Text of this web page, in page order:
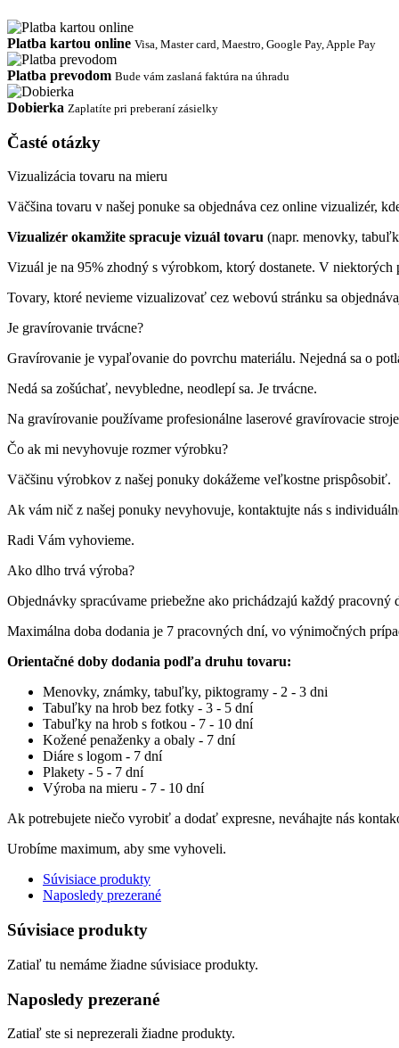
Platba kartou online Visa, Master card, Maestro, Google Pay, Apple Pay
Platba prevodom Bude vám zaslaná faktúra na úhradu
Dobierka Zaplatíte pri preberaní zásielky
Časté otázky
Vizualizácia tovaru na mieru
Väčšina tovaru v našej ponuke sa objednáva cez online vizualizér,
Vizualizér okamžite spracuje vizuál tovaru (napr. menovky,
Vizuál je na 95% zhodný s výrobkom, ktorý dostanete. V
Tovary, ktoré nevieme vizualizovať cez webovú stránku sa
Je gravírovanie trvácne?
Gravírovanie je vypaľovanie do povrchu materiálu. Nejedná sa o
Nedá sa zošúchať, nevybledne, neodlepí sa. Je trvácne.
Na gravírovanie používame profesionálne laserové gravírovacie
Čo ak mi nevyhovuje rozmer výrobku?
Väčšinu výrobkov z našej ponuky dokážeme veľkostne prispôsobiť.
Ak vám nič z našej ponuky nevyhovuje, kontaktujte nás s
Radi Vám vyhovieme.
Ako dlho trvá výroba?
Objednávky spracúvame priebežne ako prichádzajú každý pracovný
Maximálna doba dodania je 7 pracovných dní, vo výnimočných
Orientačné doby dodania podľa druhu tovaru:
Menovky, známky, tabuľky, piktogramy - 2 - 3 dni
Tabuľky na hrob bez fotky - 3 - 5 dní
Tabuľky na hrob s fotkou - 7 - 10 dní
Kožené penaženky a obaly - 7 dní
Diáre s logom - 7 dní
Plakety - 5 - 7 dní
Výroba na mieru - 7 - 10 dní
Ak potrebujete niečo vyrobiť a dodať expresne, neváhajte nás
Urobíme maximum, aby sme vyhoveli.
Súvisiace produkty
Naposledy prezerané
Súvisiace produkty
Zatiaľ tu nemáme žiadne súvisiace produkty.
Naposledy prezerané
Zatiaľ ste si neprezerali žiadne produkty.